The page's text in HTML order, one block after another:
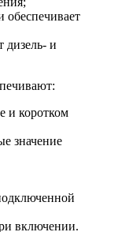
дизель- и
и коротком
значение
включении.